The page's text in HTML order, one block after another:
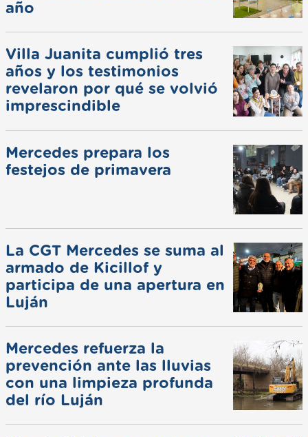
año
Villa Juanita cumplió tres
años y los testimonios
revelaron por qué se volvió
imprescindible
Mercedes prepara los
festejos de primavera
La CGT Mercedes se suma al
armado de Kicillof y
participa de una apertura en
Luján
Mercedes refuerza la
prevención ante las lluvias
con una limpieza profunda
del río Luján